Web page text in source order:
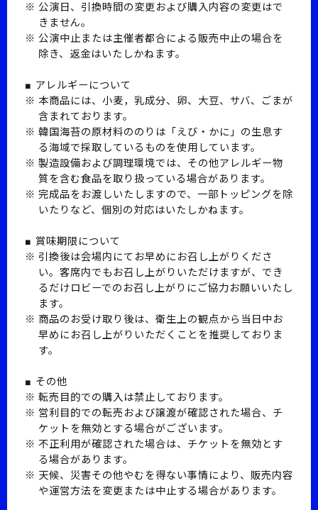
公演日、引換時間の変更および購入内容の変更はで
きません。
公演中止または主催者都合による販売中止の場合を
除き、返金はいたしかねます。
■ アレルギーについて
本商品には、小麦，乳成分、卵、大豆、サバ、ごまが
含まれております。
韓国海苔の原材料ののりは「えび・かに」の生息す
る海域で採取しているものを使用しています。
製造設備および調理環境では、その他アレルギー物
質を含む食品を取り扱っている場合があります。
完成品をお渡しいたしますので、一部トッピングを除
いたりなど、個別の対応はいたしかねます。
■ 賞味期限について
引換後は会場内にてお早めにお召し上がりくださ
い。客席内でもお召し上がりいただけますが、でき
るだけロビーでのお召し上がりにご協力お願いいたし
ます。
商品のお受け取り後は、衛生上の観点から当日中お
早めにお召し上がりいただくことを推奨しておりま
す。
■ その他
転売目的での購入は禁止しております。
営利目的での転売および譲渡が確認された場合、チ
ケットを無効とする場合がございます。
不正利用が確認された場合は、チケットを無効とす
る場合があります。
天候、災害その他やむを得ない事情により、販売内容
や運営方法を変更または中止する場合があります。